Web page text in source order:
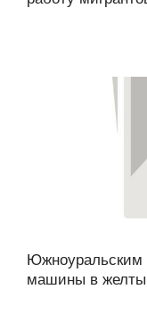
Южноуральским
машины в